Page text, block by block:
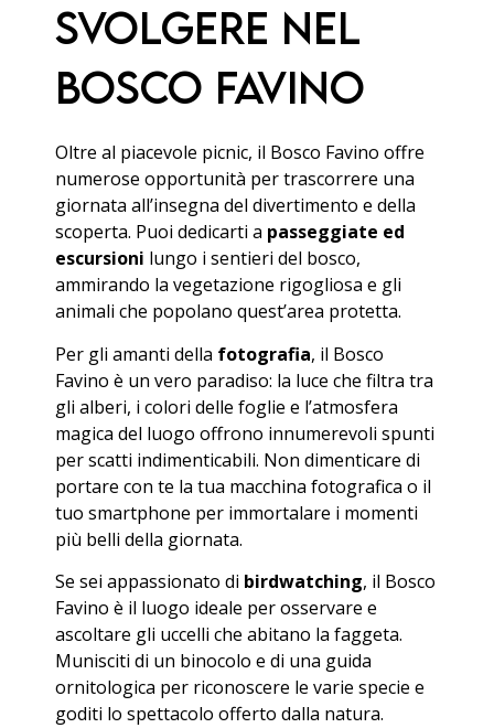
svolgere nel
Bosco Favino
Oltre al piacevole picnic, il Bosco Favino offre
numerose opportunità per trascorrere una
giornata all’insegna del divertimento e della
scoperta. Puoi dedicarti a passeggiate ed
escursioni lungo i sentieri del bosco,
ammirando la vegetazione rigogliosa e gli
animali che popolano quest’area protetta.
Per gli amanti della fotografia, il Bosco
Favino è un vero paradiso: la luce che filtra tra
gli alberi, i colori delle foglie e l’atmosfera
magica del luogo offrono innumerevoli spunti
per scatti indimenticabili. Non dimenticare di
portare con te la tua macchina fotografica o il
tuo smartphone per immortalare i momenti
più belli della giornata.
Se sei appassionato di birdwatching, il Bosco
Favino è il luogo ideale per osservare e
ascoltare gli uccelli che abitano la faggeta.
Munisciti di un binocolo e di una guida
ornitologica per riconoscere le varie specie e
goditi lo spettacolo offerto dalla natura.